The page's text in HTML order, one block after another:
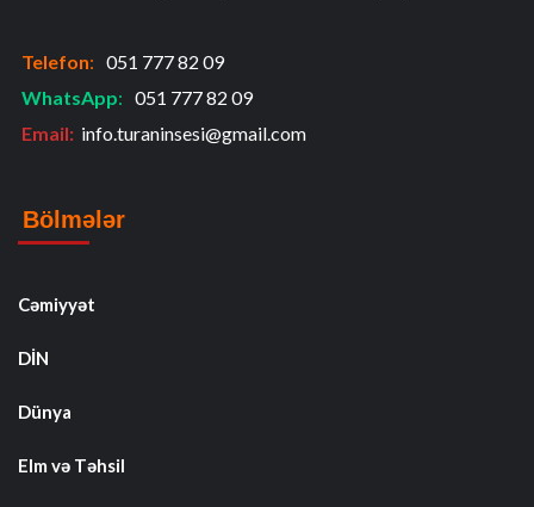
Telefon: 051 777 82 09
WhatsApp: 051 777 82 09
Email: info.turaninsesi@gmail.com
Bölmələr
Cəmiyyət
DİN
Dünya
Elm və Təhsil